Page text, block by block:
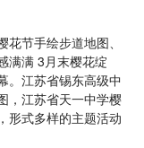
节手绘步道地图、
满 3月末樱花绽
。江苏省锡东高级中
，江苏省天一中学樱
形式多样的主题活动